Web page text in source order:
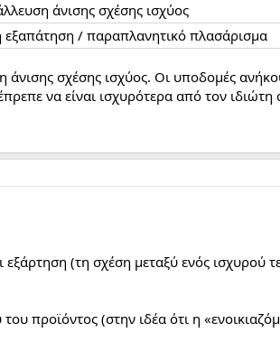
άνισης σχέσης ισχύος
εξαπάτηση / παραπλανητικό πλασάρισμα
σχέσης ισχύος. Οι υποδομές
να είναι ισχυρότερα από τον ιδιώτη
(τη σχέση μεταξύ ενός ισχυρού
προϊόντος (στην ιδέα ότι η